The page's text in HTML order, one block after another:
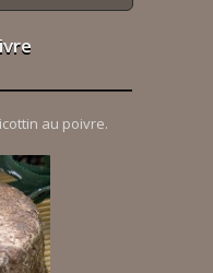
au poivre.